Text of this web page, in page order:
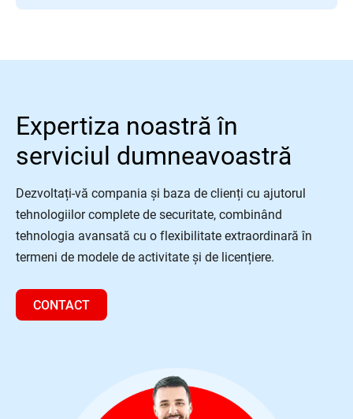
Expertiza noastră în
serviciul dumneavoastră
Dezvoltați-vă compania și baza de clienți cu ajutorul
tehnologiilor complete de securitate, combinând
tehnologia avansată cu o flexibilitate extraordinară în
termeni de modele de activitate și de licențiere.
CONTACT